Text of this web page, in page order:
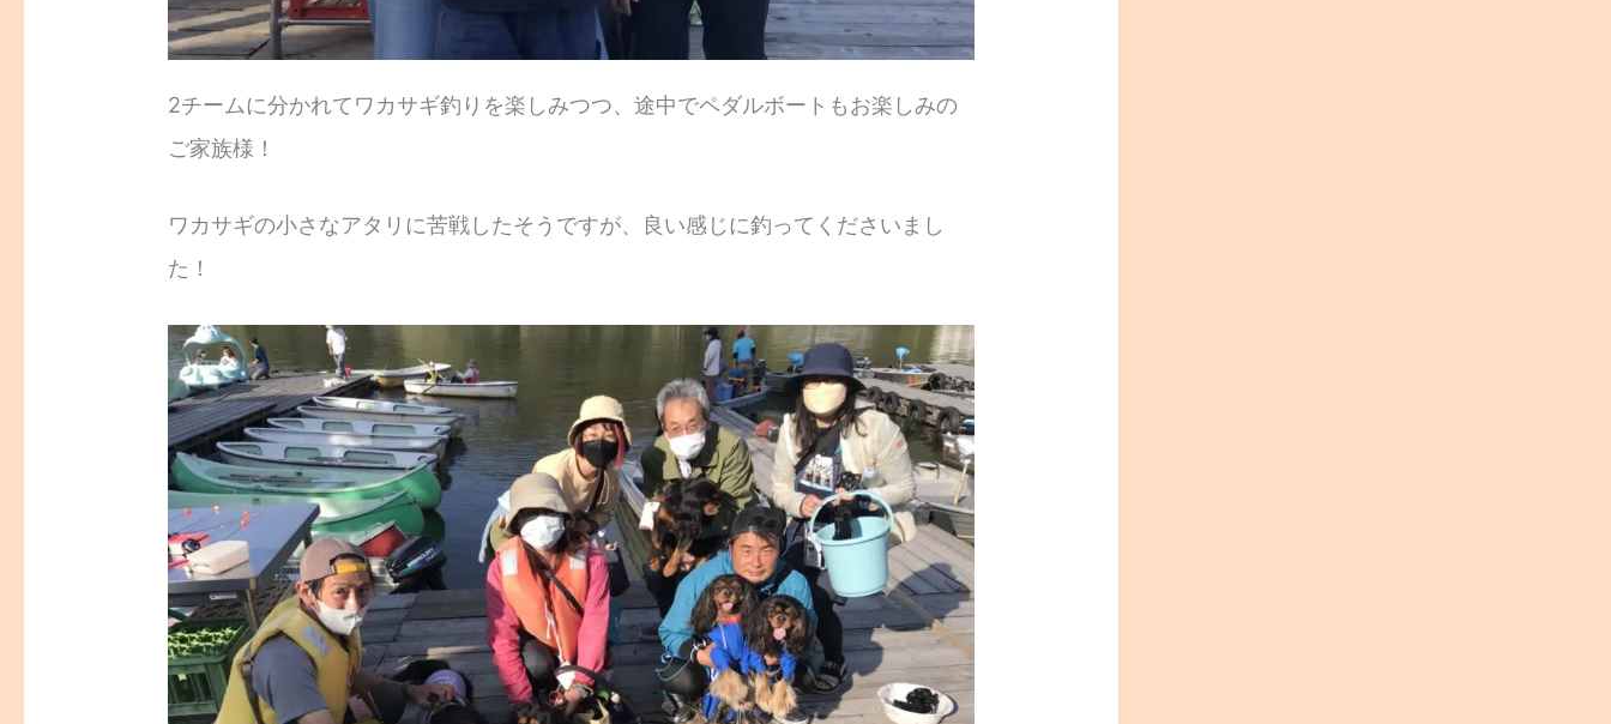
2チームに分かれてワカサギ釣りを楽しみつつ、途中でペダルボートもお楽しみの
ご家族様！
ワカサギの小さなアタリに苦戦したそうですが、良い感じに釣ってくださいまし
た！